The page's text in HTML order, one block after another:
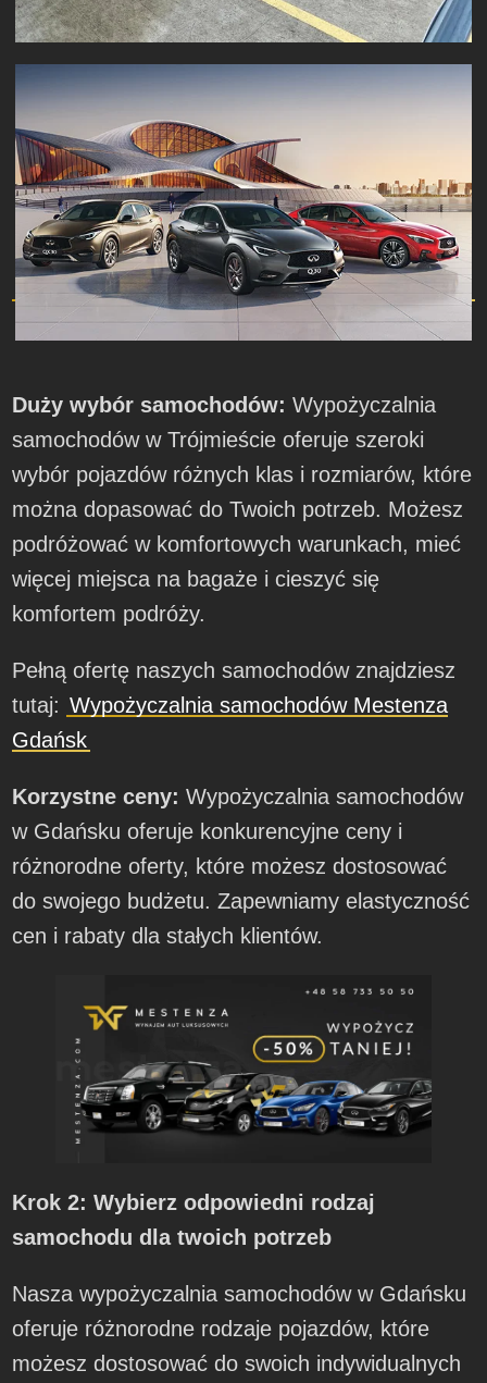
Duży wybór samochodów: Wypożyczalnia
samochodów w Trójmieście oferuje szeroki
wybór pojazdów różnych klas i rozmiarów, które
można dopasować do Twoich potrzeb. Możesz
podróżować w komfortowych warunkach, mieć
więcej miejsca na bagaże i cieszyć się
komfortem podróży.
Pełną ofertę naszych samochodów znajdziesz
tutaj: Wypożyczalnia samochodów Mestenza
Gdańsk
Korzystne ceny:Wypożyczalnia samochodów
w Gdańsku oferuje konkurencyjne ceny i
różnorodne oferty, które możesz dostosować
do swojego budżetu. Zapewniamy elastyczność
cen i rabaty dla stałych klientów.
Krok 2: Wybierz odpowiedni rodzaj
samochodu dla twoich potrzeb
Nasza wypożyczalnia samochodów w Gdańsku
oferuje różnorodne rodzaje pojazdów, które
możesz dostosować do swoich indywidualnych